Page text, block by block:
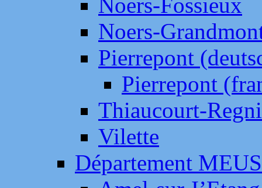
Noers-
Pierrepont
Pierrepont
Thiaucourt-
Vilette
Département